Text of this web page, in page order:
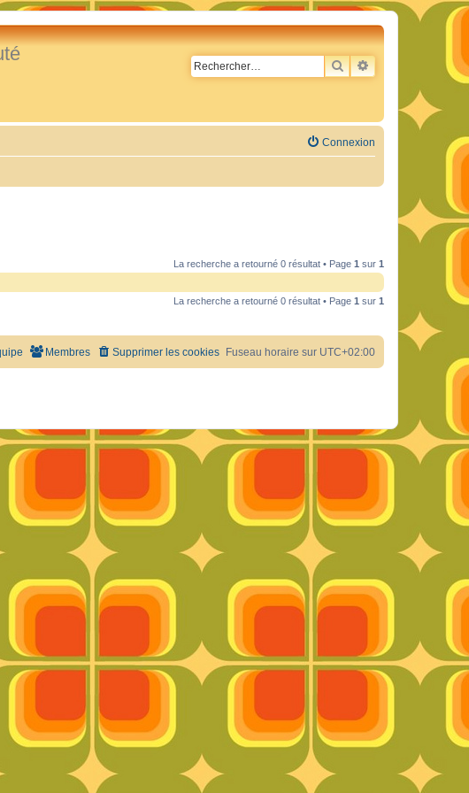
RECHERCHER
RECHERCHE
Connexion
La recherche a retourné 0 résultat • Page 1 sur 1
La recherche a retourné 0 résultat • Page 1 sur 1
Fuseau horaire sur UTC+02:00
Supprimer les cookies
Membres